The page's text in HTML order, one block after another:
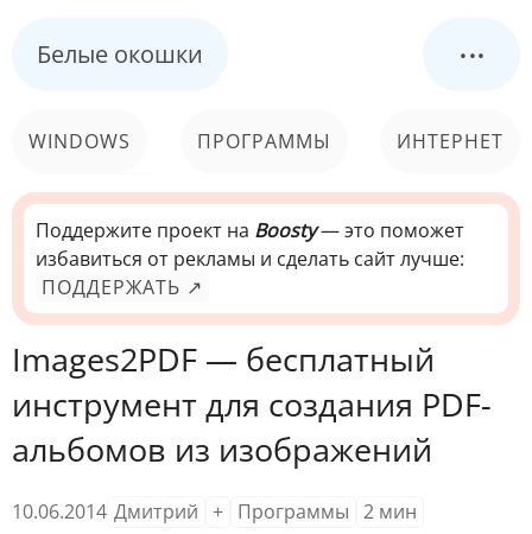
Белые окошки ...
WINDOWS ПРОГРАММЫ ИНТЕРНЕТ
КОМПЬЮТЕР
СИСТЕМА
Поддержите проект на Boosty— это поможет
избавиться от рекламы и сделать сайт лучше:
ПОДДЕРЖАТЬ ↗
Images2PDF — бесплатный
инструмент для создания PDF-
альбомов из изображений
10.06.2014 Дмитрий + Программы 2 мин